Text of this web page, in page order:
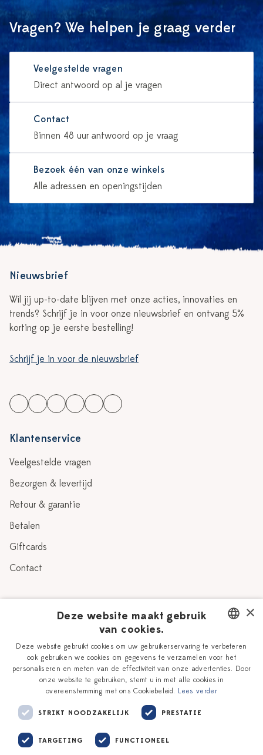
Vragen? We helpen je graag verder
Veelgestelde vragen
Direct antwoord op al je vragen
Contact
Binnen 48 uur antwoord op je vraag
Bezoek één van onze winkels
Alle adressen en openingstijden
Nieuwsbrief
Wil jij up-to-date blijven met onze acties, innovaties en
trends? Schrijf je in voor onze nieuwsbrief en ontvang 5%
korting op je eerste bestelling!
Schrijf je in voor de nieuwsbrief
Klantenservice
Veelgestelde vragen
Bezorgen & levertijd
Retour & garantie
Betalen
Giftcards
Contact
Verhaal
Onze plateelschilders
Delfts Blauw
Workshops
Vacatures
Zakelijk
DUTCH
ENGLISH
×
Deze website maakt gebruik
van cookies.
Deze website gebruikt cookies om uw gebruikerservaring te verbeteren
ook gebruiken we cookies om gegevens te verzamelen voor het
personaliseren en meten van de effectiviteit van onze advertenties. Door
onze website te gebruiken, stemt u in met alle cookies in
overeenstemming met ons Cookiebeleid. Lees verder
STRIKT NOODZAKELIJK PRESTATIE
TARGETING FUNCTIONEEL